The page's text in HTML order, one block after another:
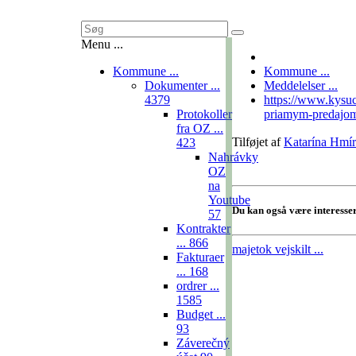
Menu ...
Kommune ...
Dokumenter ...
4379
Protokoller
fra OZ ...
423
Nahrávky
OZ
na
Youtube
57
Kontrakter
... 866
Fakturaer
... 168
ordrer ...
1585
Budget ...
93
Záverečný
Kommune ...
Meddelelser ...
https://
priamym-
Tilføjet afKatarína
Du kan også være
majetok vejskilt ...